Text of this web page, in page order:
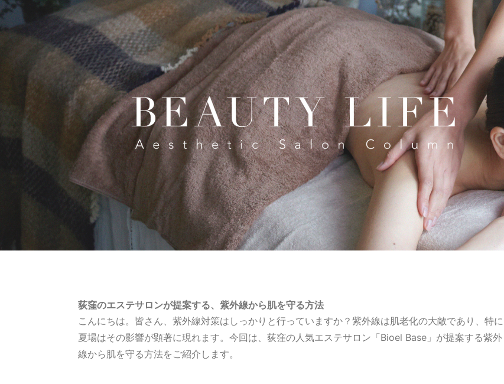
荻窪のエステサロンが提案する、紫外線から肌を守る方法
こんにちは。皆さん、紫外線対策はしっかりと行っていますか？紫外線は肌老化の大敵であり、特に
夏場はその影響が顕著に現れます。今回は、荻窪の人気エステサロン「Bioel Base」が提案する紫外
線から肌を守る方法をご紹介します。